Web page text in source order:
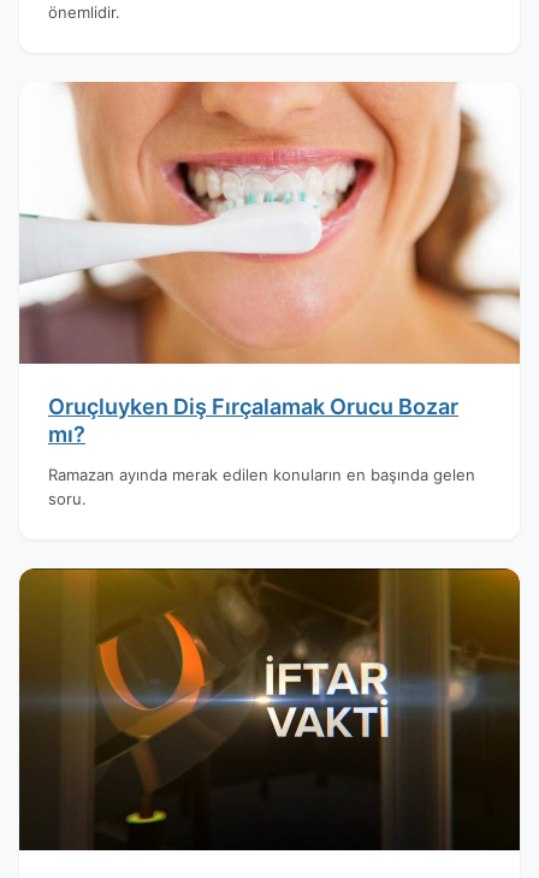
önemlidir.
Oruçluyken Diş Fırçalamak Orucu Bozar
mı?
Ramazan ayında merak edilen konuların en başında gelen
soru.